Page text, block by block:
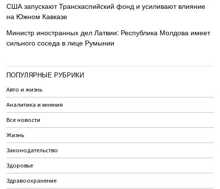
США запускают Транскаспийский фонд и усиливают влияние
на Южном Кавказе
Министр иностранных дел Латвии: Республика Молдова имеет
сильного соседа в лице Румынии
ПОПУЛЯРНЫЕ РУБРИКИ
Авто и жизнь
Аналитика и мнения
Все новости
Жизнь
Законодательство
Здоровье
Здравоохранение